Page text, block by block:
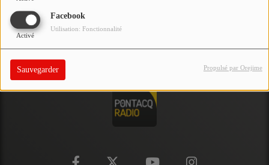
Facebook
Activé
Utilisation: Fonctionnalité
Sauvegarder Propulsé par Orejime
PARTICIPEZ
JEUX CONCOURS
RECRUTEMENT
VENEZ DANS LE PUBLIC !